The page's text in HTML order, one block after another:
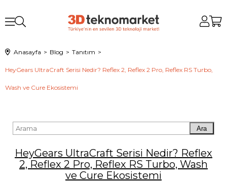
Anasayfa Blog Tanıtım
HeyGears UltraCraft Serisi Nedir? Reflex 2, Reflex 2 Pro, Reflex RS Turbo,
Wash ve Cure Ekosistemi
Ara
HeyGears UltraCraft Serisi Nedir? Reflex
2, Reflex 2 Pro, Reflex RS Turbo, Wash
ve Cure Ekosistemi